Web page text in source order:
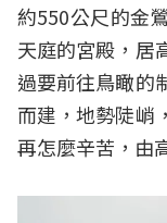
約550公尺的金
天庭的宮殿，居
過要前往鳥瞰的
而建，地勢陡峭
再怎麼辛苦，由